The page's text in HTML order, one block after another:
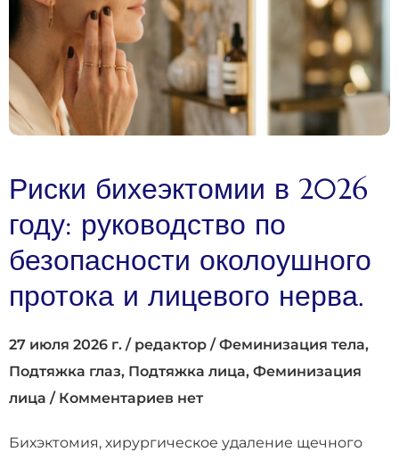
Риски бихеэктомии в 2026
году: руководство по
безопасности околоушного
протока и лицевого нерва.
27 июля 2026 г. / редактор / Феминизация тела,
Подтяжка глаз, Подтяжка лица, Феминизация
лица / Комментариев нет
Бихэктомия, хирургическое удаление щечного